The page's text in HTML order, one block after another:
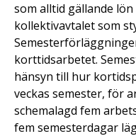
som alltid gällande
kollektivavtalet som
korttidsarbetet.
hänsyn till hur
veckas semester, för
schemalagd fem
fem semesterdagar